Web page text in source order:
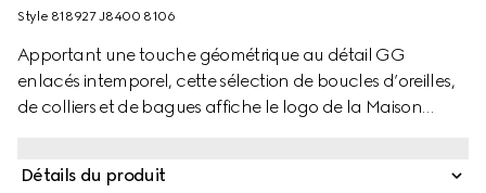
Style ‎818927 J8400 8106
Apportant une touche géométrique au détail GG
enlacés intemporel, cette sélection de boucles d’oreilles,
de colliers et de bagues affiche le logo de la Maison
Détails du produit